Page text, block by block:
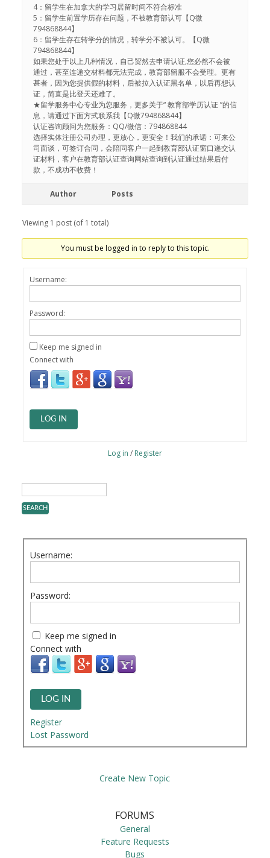
4：留学生在加拿大的学习居留时间不符合标准
5：留学生前置学历存在问题，不被教育部认可【Q微
794868844】
6：留学生存在转学分的情况，转学分不被认可。【Q微
794868844】
如果您处于以上几种情况，自己贸然去申请认证,您必然不会被
通过，甚至连递交材料都无法完成，教育部留服不会受理。更有
甚者，因为您提供假的材料，后被拉入认证黑名单，以后再想认
证，简直是比登天还难了。
★留学服务中心专业为您服务，更多关于“ 教育部学历认证 ”的信
息，请通过下面方式联系我【Q微794868844】
认证咨询顾问为您服务：QQ/微信：794868844
选择实体注册公司办理，更放心，更安全！我们的承诺：可来公
司面谈，可签订合同，会陪同客户一起到教育部认证窗口递交认
证材料，客户在教育部认证查询网站查询到认证通过结果后付
款，不成功不收费！
Author Posts
Viewing 1 post (of 1 total)
You must be logged in to reply to this topic.
Username:
Password:
Keep me signed in
Connect with
LOG IN
Log in / Register
Username:
Password:
Keep me signed in
Connect with
LOG IN
Register
Lost Password
Create New Topic
FORUMS
General
Feature Requests
Bugs